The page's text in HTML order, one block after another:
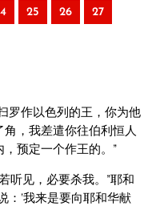
25 26 27
罗作以色列的王，你为他
，我差遣你往伯利恒人
预定一个作王的。”
听见，必要杀我。”耶和
：‘我来是要向耶和华献